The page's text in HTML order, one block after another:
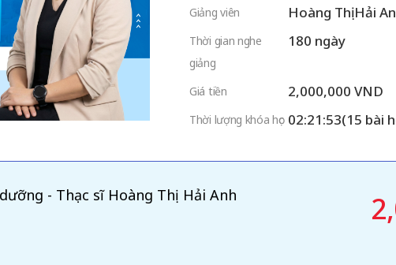
Giảng viên Hoàng Thị Hải
Thời gian nghe
giảng
180 ngày
Giá tiền 2,000,000 VND
Thời lượng khóa học 02:21:53(15 bài
- Thạc sĩ Hoàng Thị Hải Anh